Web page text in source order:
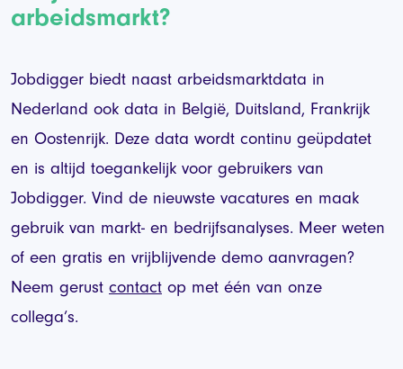
arbeidsmarkt?
Jobdigger biedt naast arbeidsmarktdata in
Nederland ook data in België, Duitsland, Frankrijk
en Oostenrijk. Deze data wordt continu geüpdatet
en is altijd toegankelijk voor gebruikers van
Jobdigger. Vind de nieuwste vacatures en maak
gebruik van markt- en bedrijfsanalyses. Meer weten
of een gratis en vrijblijvende demo aanvragen?
Neem gerust contact op met één van onze
collega’s.